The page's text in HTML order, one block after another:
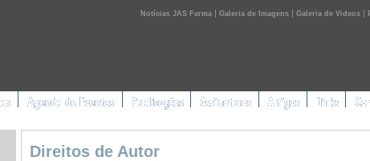
Notícias JAS Farma | Galeria de Imagens | Galeria de Videos |
Direitos de Autor